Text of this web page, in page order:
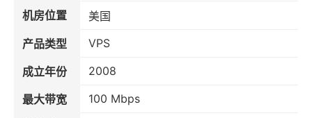
机房位置
美国
产品类型
VPS
成立年份 2008
最大带宽 100 Mbps